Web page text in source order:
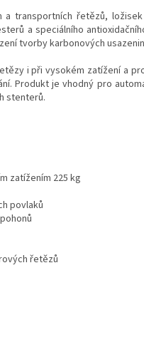
a transportních řetězů,
a speciálního
tvorby karbonových
i při vysokém zatížení a
Produkt je vhodný pro
stenterů.
zatížením 225 kg
povlaků
řetězů